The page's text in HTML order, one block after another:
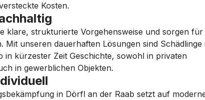
Kosten.
klare, strukturierte Vorgehensweise und sorgen für
Mit unseren dauerhaften Lösungen sind Schädlinge
in kürzester Zeit Geschichte, sowohl in privaten
in gewerblichen Objekten.
in Dörfl an der Raab setzt auf